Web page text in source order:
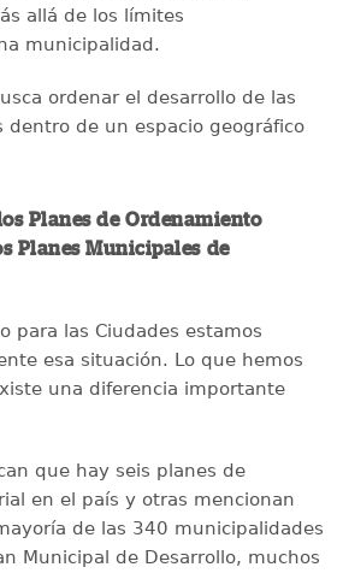
allá de los límites
municipalidad.
ordenar el desarrollo de las
dentro de un espacio geográfico
Planes de Ordenamiento
Planes Municipales de
para las Ciudades estamos
esa situación. Lo que hemos
una diferencia importante
que hay seis planes de
en el país y otras mencionan
de las 340 municipalidades
Municipal de Desarrollo, muchos